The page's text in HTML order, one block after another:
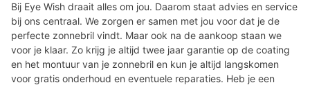
Bij Eye Wish draait alles om jou. Daarom staat advies en service
bij ons centraal. We zorgen er samen met jou voor dat je de
perfecte zonnebril vindt. Maar ook na de aankoop staan we
voor je klaar. Zo krijg je altijd twee jaar garantie op de coating
en het montuur van je zonnebril en kun je altijd langskomen
voor gratis onderhoud en eventuele reparaties. Heb je een